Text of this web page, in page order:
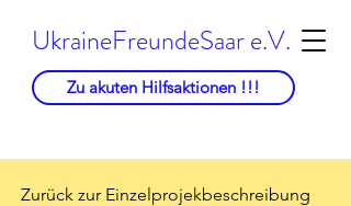
UkraineFreundeSaar e.V.
Zu akuten Hilfsaktionen !!!
Zurück zur Einzelprojekbeschreibung